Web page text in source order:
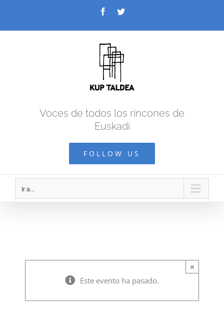
FacebookTwitter
Voces de todos los rincones de
Euskadi
FOLLOW US
Ir a...
×
Este evento ha pasado.
MUSIKA
HAMABOSTALDIA
2021 / QUINCENA